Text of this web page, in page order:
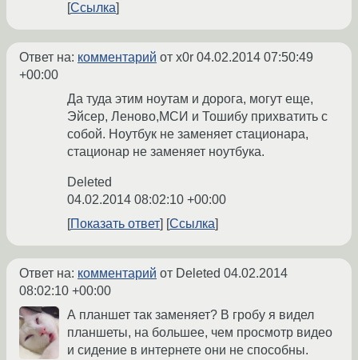
Ссылка
Ответ на: комментарий от x0r 04.02.2014 07:50:49
+00:00
Да туда этим ноутам и дорога, могут еще,
Эйсер, Леново,МСИ и Тошибу прихватить с
собой. Ноутбук не заменяет стационара,
стационар не заменяет ноутбука.
Deleted
04.02.2014 08:02:10 +00:00
Показать ответ
Ссылка
Ответ на: комментарий от Deleted 04.02.2014
08:02:10 +00:00
А планшет так заменяет? В гробу я видел
планшеты, на большее, чем просмотр видео
и сидение в интернете они не способны.